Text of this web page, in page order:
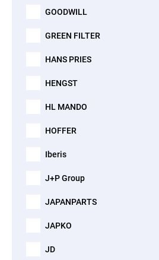
GOODWILL
GREEN FILTER
HANS PRIES
HENGST
HL MANDO
HOFFER
Iberis
J+P Group
JAPANPARTS
JAPKO
JD